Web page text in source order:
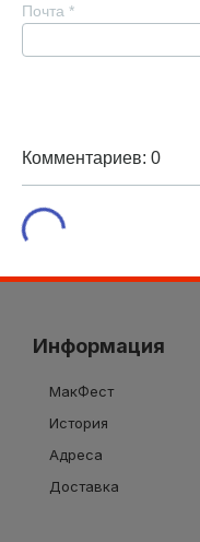
Почта *
Комментариев: 0
Информация
МакФест
История
Адреса
Доставка